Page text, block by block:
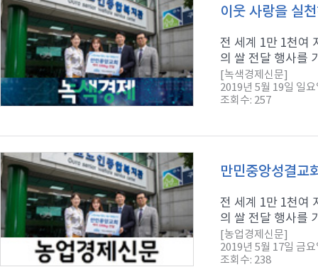
이웃 사랑을 실
전 세계 1만 1천여
의 쌀 전달 행사를
[녹색경제신문]
2019년 5월 19일 일요
조회수: 257
만민중앙성결교
전 세계 1만 1천여
의 쌀 전달 행사를
[농업경제신문]
2019년 5월 17일 금요
조회수: 238